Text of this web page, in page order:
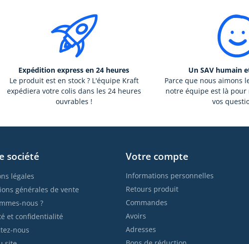
Expédition express en 24 heures
Le produit est en stock ? L'équipe Kraft
expédiera votre colis dans les 24 heures
ouvrables !
Un SAV humain
Parce que nous aimons
notre équipe est là
vos
société
légales
générales de vente
nous ?
et confidentialité
nous
Votre compte
Informations personnelles
Retours produit
Commandes
Avoirs
Adresses